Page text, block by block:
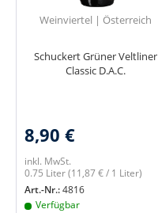
Weinviertel | Österreich
Schuckert Grüner Veltliner
Classic D.A.C.
8,90 €
inkl. MwSt.
0.75 Liter(11,87 € / 1 Liter)
Art.-Nr.:4816
Verfügbar